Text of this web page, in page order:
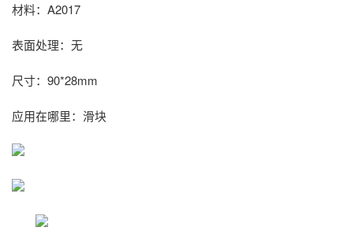
材料：A2017
表面处理：无
尺寸：90*28mm
应用在哪里：滑块